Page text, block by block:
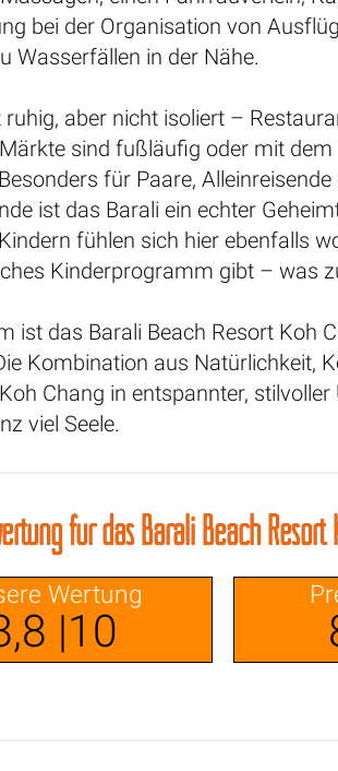
bei der Organisation von
Wasserfällen in der Nähe.
ruhig, aber nicht isoliert –
sind fußläufig oder mit dem
für Paare, Alleinreisende
ist das Barali ein echter
fühlen sich hier ebenfalls
Kinderprogramm gibt – was
ist das Barali Beach Resort Koh
Kombination aus Natürlichkeit,
Chang in entspannter,
viel Seele.
für das Barali Beach Resort
Wertung
|10